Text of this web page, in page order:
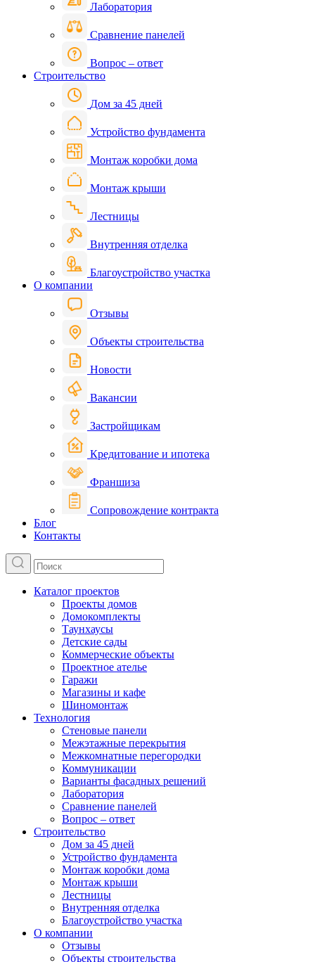
Лаборатория
Сравнение панелей
Вопрос – ответ
Строительство
Дом за 45 дней
Устройство фундамента
Монтаж коробки дома
Монтаж крыши
Лестницы
Внутренняя отделка
Благоустройство участка
О компании
Отзывы
Объекты строительства
Новости
Вакансии
Застройщикам
Кредитование и ипотека
Франшиза
Сопровождение контракта
Блог
Контакты
Каталог проектов
Проекты домов
Домокомплекты
Таунхаусы
Детские сады
Коммерческие объекты
Проектное ателье
Гаражи
Магазины и кафе
Шиномонтаж
Технология
Стеновые панели
Межэтажные перекрытия
Межкомнатные перегородки
Коммуникации
Варианты фасадных решений
Лаборатория
Сравнение панелей
Вопрос – ответ
Строительство
Дом за 45 дней
Устройство фундамента
Монтаж коробки дома
Монтаж крыши
Лестницы
Внутренняя отделка
Благоустройство участка
О компании
Отзывы
Объекты строительства